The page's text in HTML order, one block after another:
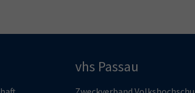
vhs Passau